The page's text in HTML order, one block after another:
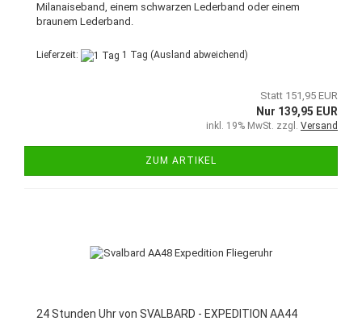
Milanaiseband, einem schwarzen Lederband oder einem
braunem Lederband.
Lieferzeit: 1 Tag (Ausland abweichend)
Statt 151,95 EUR
Nur 139,95 EUR
inkl. 19% MwSt. zzgl. Versand
ZUM ARTIKEL
24 Stunden Uhr von SVALBARD - EXPEDITION AA44